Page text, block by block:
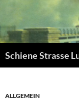
springen
Schiene Strasse
ALLGEMEIN